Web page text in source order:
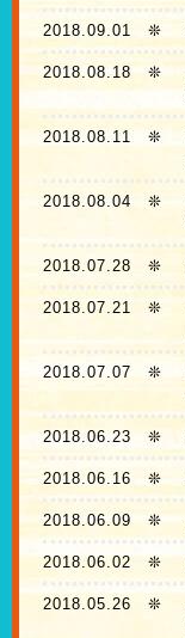
2018.09.01 ❊
2018.08.18❊
2018.08.11 ❊
2018.08.04❊
2018.07.28 ❊
2018.07.21 ❊
2018.07.07 ❊
2018.06.23 ❊
2018.06.16❊
2018.06.09 ❊
2018.06.02 ❊
2018.05.26 ❊